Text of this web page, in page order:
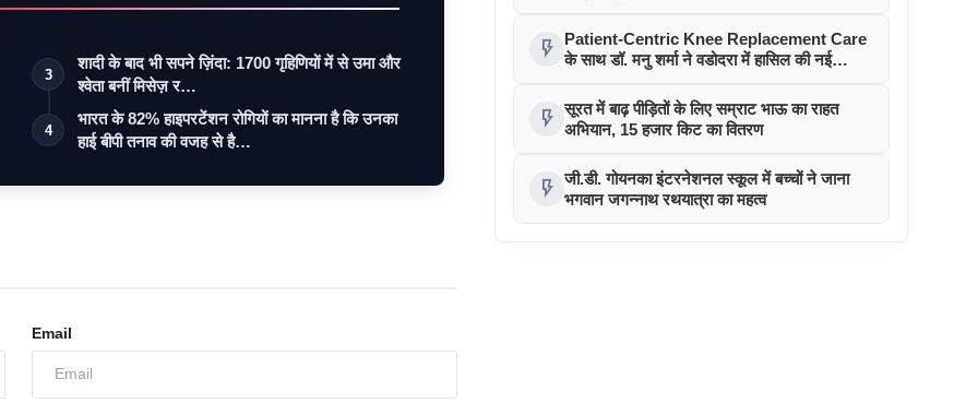
3
शादी के बाद भी सपने ज़िंदा: 1700 गृहिणियों में से उमा और
श्वेता बनीं मिसेज़ र…
4
भारत के 82% हाइपरटेंशन रोगियों का मानना है कि उनका
हाई बीपी तनाव की वजह से है…
Email
flash_on
Patient-Centric Knee Replacement Care
के साथ डॉ. मनु शर्मा ने वडोदरा में हासिल की नई
flash_on सूरत में बाढ़ पीड़ितों के लिए सम्राट भाऊ का राहत
अभियान, 15 हजार किट का वितरण
flash_on जी.डी. गोयनका इंटरनेशनल स्कूल में बच्चों ने जाना
भगवान जगन्नाथ रथयात्रा का महत्व